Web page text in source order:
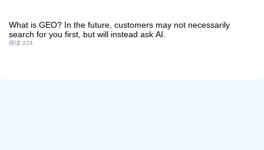
What is GEO? In the future, customers may not necessarily
search for you first, but will instead ask AI.
阅读:224